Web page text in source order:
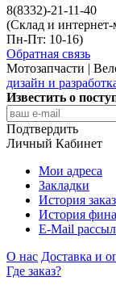
8(8332)-21-11-40
(Склад и интернет-
Пн-Пт: 10-16)
Обратная связь
Мотозапчасти |
дизайн и
Известить о
Подтвердить
Личный Кабинет
Мои адреса
Закладки
История
История
E-Mail
О нас Доставка и
Где заказ?